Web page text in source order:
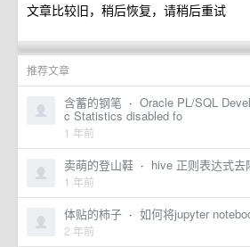
文章比较旧，稍后恢复，请稍后重试
推荐文章
含蓄的钢笔 · Oracle PL/SQL
c Statistics disabled fo
1 年前
卖萌的登山鞋 · hive 正则表达式去
1 年前
体贴的柿子 · 如何将jupyter
2 年前